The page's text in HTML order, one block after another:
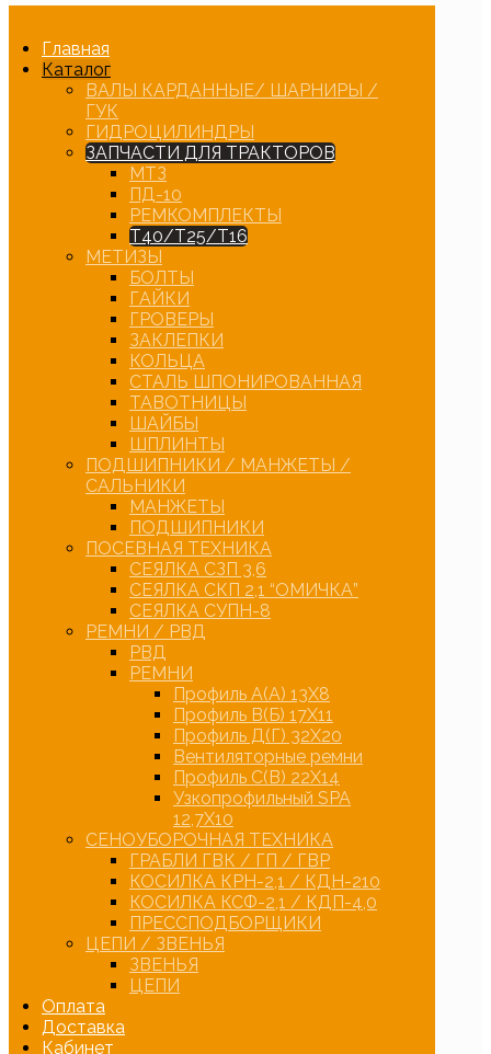
Главная
Каталог
ВАЛЫ КАРДАННЫЕ/ ШАРНИРЫ /
ГУК
ГИДРОЦИЛИНДРЫ
ЗАПЧАСТИ ДЛЯ ТРАКТОРОВ
МТЗ
ПД-10
РЕМКОМПЛЕКТЫ
Т40/Т25/Т16
МЕТИЗЫ
БОЛТЫ
ГАЙКИ
ГРОВЕРЫ
ЗАКЛЕПКИ
КОЛЬЦА
СТАЛЬ ШПОНИРОВАННАЯ
ТАВОТНИЦЫ
ШАЙБЫ
ШПЛИНТЫ
ПОДШИПНИКИ / МАНЖЕТЫ /
САЛЬНИКИ
МАНЖЕТЫ
ПОДШИПНИКИ
ПОСЕВНАЯ ТЕХНИКА
СЕЯЛКА СЗП 3,6
СЕЯЛКА СКП 2,1 “ОМИЧКА”
СЕЯЛКА СУПН-8
РЕМНИ / РВД
РВД
РЕМНИ
Профиль А(А) 13Х8
Профиль В(Б) 17Х11
Профиль Д(Г) 32Х20
Вентиляторные ремни
Профиль С(В) 22Х14
Узкопрофильный SPA
12,7Х10
СЕНОУБОРОЧНАЯ ТЕХНИКА
ГРАБЛИ ГВК / ГП / ГВР
КОСИЛКА КРН-2,1 / КДН-210
КОСИЛКА КСФ-2,1 / КДП-4,0
ПРЕССПОДБОРЩИКИ
ЦЕПИ / ЗВЕНЬЯ
ЗВЕНЬЯ
ЦЕПИ
Оплата
Доставка
Кабинет